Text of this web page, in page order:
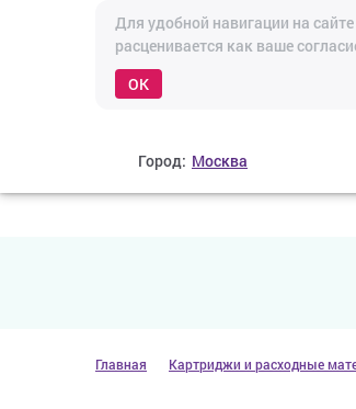
Для удобной навигации на
расценивается как ваше
OK
Город: Москва
Главная Картриджи и расходные